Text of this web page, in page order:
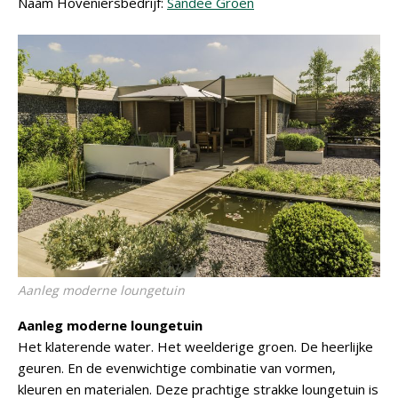
Aanleg moderne loungetuin
Aanleg moderne loungetuin
Het klaterende water. Het weelderige groen. De heerlijke
geuren. En de evenwichtige combinatie van vormen,
kleuren en materialen. Deze prachtige strakke loungetuin is